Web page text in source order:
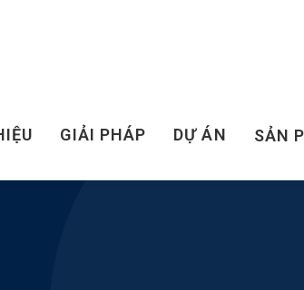
GIẢI PHÁP DỰ ÁN SẢN